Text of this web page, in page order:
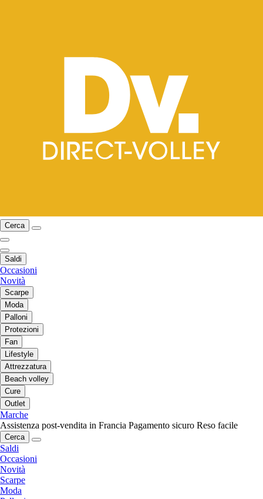
Cerca
Saldi
Occasioni
Novità
Scarpe
Moda
Palloni
Protezioni
Fan
Lifestyle
Attrezzatura
Beach volley
Cure
Outlet
Marche
Assistenza post-vendita in Francia Pagamento sicuro Reso facile
Cerca
Saldi
Occasioni
Novità
Scarpe
Moda